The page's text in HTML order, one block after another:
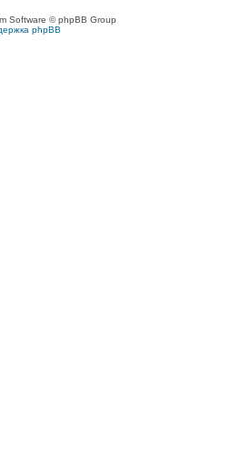
Software © phpBB Group
phpBB